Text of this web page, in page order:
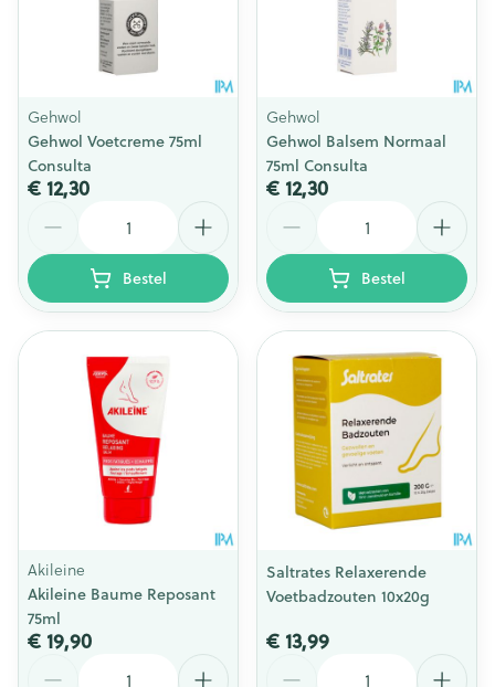
Gehwol
Gehwol Voetcreme 75ml
Consulta
€ 12,30
Bestel
Gehwol
Gehwol Balsem Normaal
75ml Consulta
€ 12,30
Bestel
Akileine
Akileine Baume Reposant
75ml
€ 19,90
Saltrates Relaxerende
Voetbadzouten 10x20g
€ 13,99